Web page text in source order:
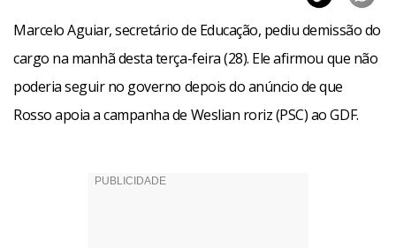
Marcelo Aguiar, secretário de Educação, pediu demissão do
cargo na manhã desta terça-feira (28). Ele afirmou que não
poderia seguir no governo depois do anúncio de que
Rosso apoia a campanha de Weslian roriz (PSC) ao GDF.